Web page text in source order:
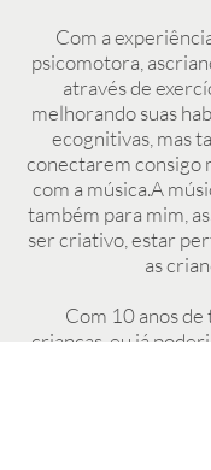
Com a
psicomotora,
através de
melhorando suas
ecognitivas, mas
conectarem consigo
com a música.​A
também para mim,
ser criativo, estar
as
Com 10 anos
crianças, eu já